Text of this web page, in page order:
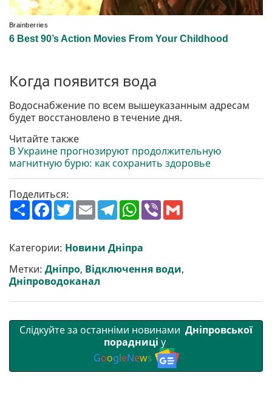
Когда появится вода
Водоснабжение по всем вышеуказанным адресам
будет восстановлено в течение дня.
Читайте также
В Украине прогнозируют продолжительную
магнитную бурю: как сохранить здоровье
Поделиться:
П
о
р
и
т
и
F
a
b
o
o
k
T
w
t
e
r
E
m
l
T
e
g
r
a
m
W
h
s
A
p
p
V
Категории: Новини Дніпра
Метки: Дніпро, Відключення води,
Дніпроводоканал
Слідкуйте за останніми новинами Дніпровської
порадниці у
GoogleNews